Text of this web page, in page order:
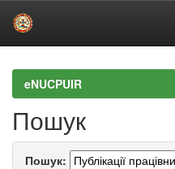
navigationeNUCPUIR
Пошук
Пошук: